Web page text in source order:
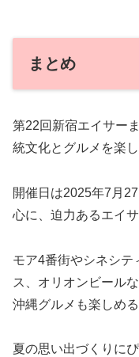
まとめ
第22回新宿エイサー
統文化とグルメを楽
開催日は2025年7月
心に、迫力あるエイ
モア4番街やシネシテ
ス、オリオンビール
沖縄グルメも楽しめ
夏の思い出づくりに